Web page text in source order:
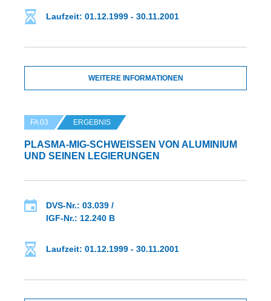
Laufzeit: 01.12.1999 - 30.11.2001
WEITERE INFORMATIONEN
FA 03 ERGEBNIS
PLASMA-MIG-SCHWEISSEN VON ALUMINIUM U
ND SEINEN LEGIERUNGEN
DVS-Nr.: 03.039 /
IGF-Nr.: 12.240 B
Laufzeit: 01.12.1999 - 30.11.2001